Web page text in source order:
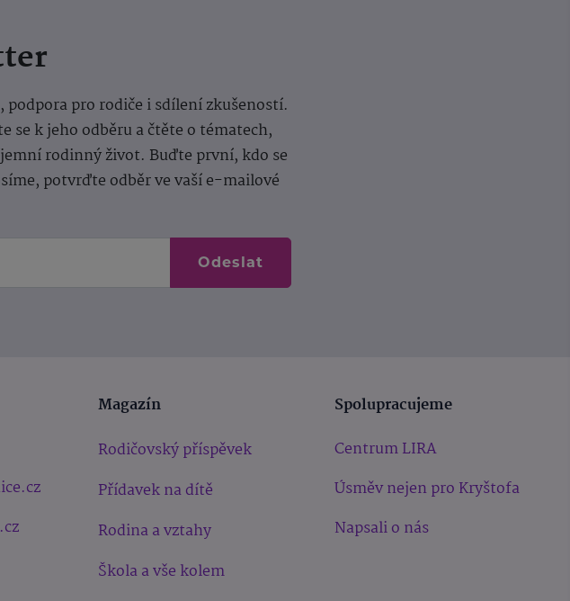
pro rodiče i sdílení zkušeností.
se k jeho odběru a čtěte o tématech,
rodinný život. Buďte první, kdo se
potvrďte odběr ve vaší e-mailové
Odeslat
Magazín
Rodičovský příspěvek
Přídavek na dítě
Rodina a vztahy
Škola a vše kolem
Spolupracujeme
Centrum LIRA
Úsměv nejen pro Kryštofa
Napsali o nás